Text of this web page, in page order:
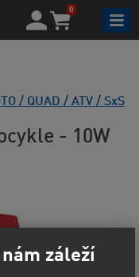
0
/ QUAD / ATV / SxS
- 10W
záleží